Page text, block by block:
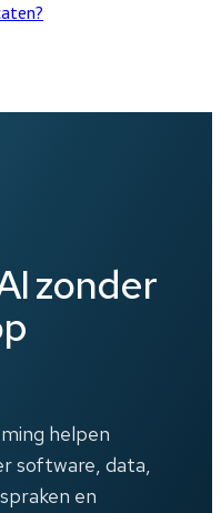
zonder
helpen
software, data,
en